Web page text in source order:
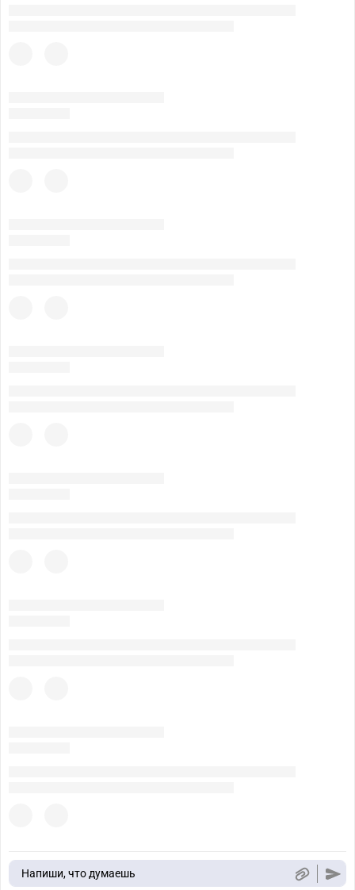
Напиши, что думаешь